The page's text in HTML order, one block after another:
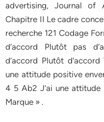
advertising, Journal of
Chapitre II Le cadre
recherche 121 Codage
d’accord Plutôt pas
d’accord Plutôt
une attitude positive
4 5 Ab2 J’ai une
Marque » .